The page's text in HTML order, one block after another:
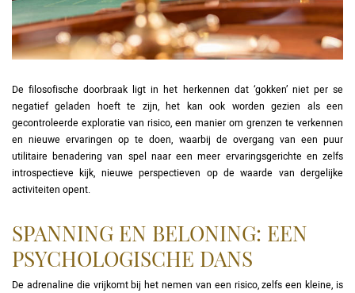
De filosofische doorbraak ligt in het herkennen dat ‘gokken’ niet per se
negatief geladen hoeft te zijn, het kan ook worden gezien als een
gecontroleerde exploratie van risico, een manier om grenzen te verkennen
en nieuwe ervaringen op te doen, waarbij de overgang van een puur
utilitaire benadering van spel naar een meer ervaringsgerichte en zelfs
introspectieve kijk, nieuwe perspectieven op de waarde van dergelijke
activiteiten opent.
SPANNING EN BELONING: EEN
PSYCHOLOGISCHE DANS
De adrenaline die vrijkomt bij het nemen van een risico, zelfs een kleine, is